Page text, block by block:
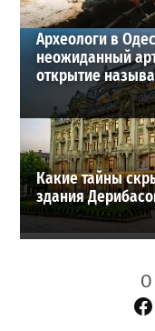
Археологи в
неожиданный
открытие
Какие тайны
здания
О